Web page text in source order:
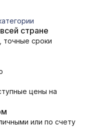
стране
точные сроки
цены на
или по счету